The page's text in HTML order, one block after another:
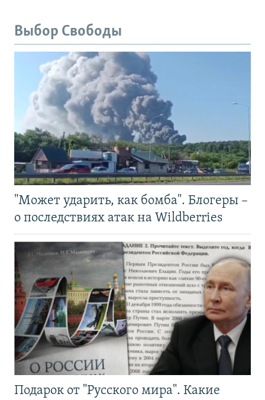
Выбор Свободы
"Может ударить, как бомба". Блогеры –
о последствиях атак на Wildberries
Подарок от "Русского мира". Какие